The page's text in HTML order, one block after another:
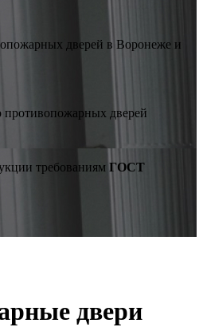
дверей в Воронеже и
противопожарных дверей
требованиям ГОСТ
двери